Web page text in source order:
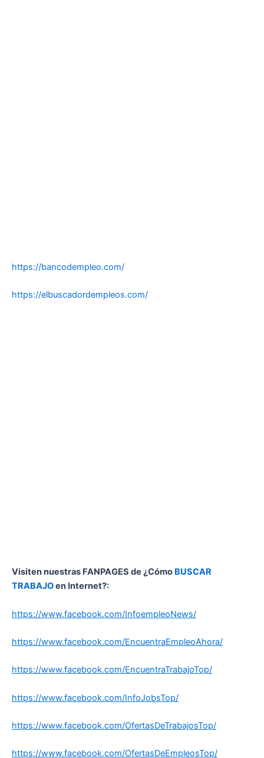
https://bancodempleo.com/
https://elbuscadordempleos.com/
Visiten nuestras FANPAGES de ¿Cómo BUSCAR
TRABAJOen Internet?:
https://www.facebook.com/InfoempleoNews/
https://www.facebook.com/EncuentraEmpleoAhora/
https://www.facebook.com/EncuentraTrabajoTop/
https://www.facebook.com/InfoJobsTop/
https://www.facebook.com/OfertasDeTrabajosTop/
https://www.facebook.com/OfertasDeEmpleosTop/